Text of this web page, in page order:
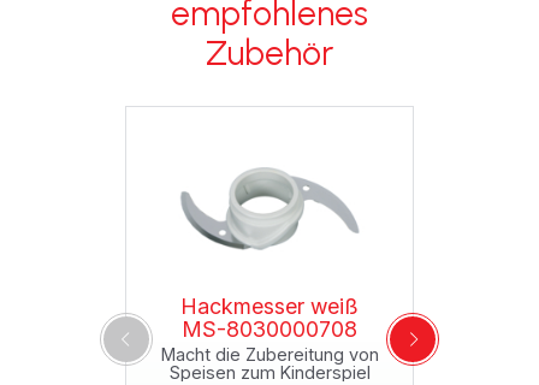
empfohlenes
Zubehör
Hackmesser weiß
MS-8030000708
Macht die Zubereitung von
Speisen zum Kinderspiel